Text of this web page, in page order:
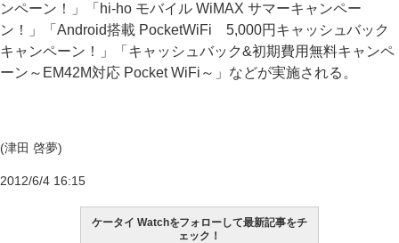
ンペーン！」「hi-ho モバイル WiMAX サマーキャンペー
ン！」「Android搭載 PocketWiFi 5,000円キャッシュバック
キャンペーン！」「キャッシュバック&初期費用無料キャンペ
ーン～EM42M対応 Pocket WiFi～」などが実施される。
(津田 啓夢)
2012/6/4 16:15
ケータイ Watchをフォローして最新記事をチ
ェック！